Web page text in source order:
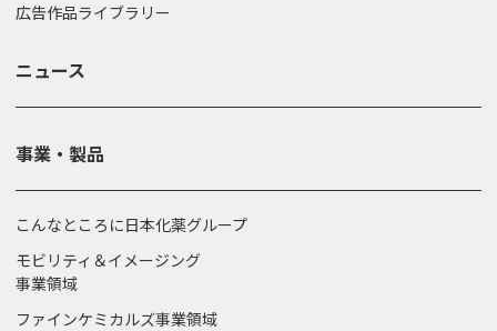
広告作品ライブラリー
ニュース
事業・製品
こんなところに日本化薬グループ
モビリティ＆イメージング
事業領域
ファインケミカルズ事業領域